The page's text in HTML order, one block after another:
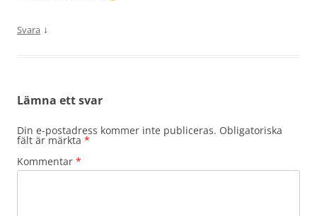
Svara ↓
Lämna ett svar
Din e-postadress kommer inte publiceras. Obligatoriska
fält är märkta *
Kommentar *